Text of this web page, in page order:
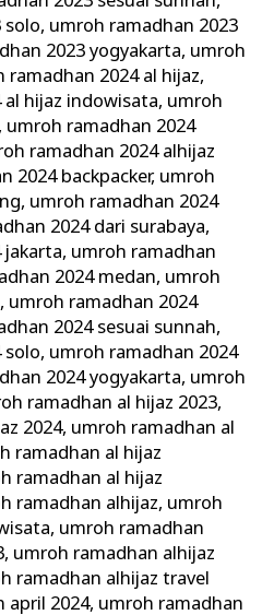
solo, umroh ramadhan 2023
2023 yogyakarta, umroh
ramadhan 2024 al hijaz,
hijaz indowisata, umroh
, umroh ramadhan 2024
ramadhan 2024 alhijaz
2024 backpacker, umroh
, umroh ramadhan 2024
2024 dari surabaya,
jakarta, umroh ramadhan
2024 medan, umroh
, umroh ramadhan 2024
2024 sesuai sunnah,
solo, umroh ramadhan 2024
2024 yogyakarta, umroh
ramadhan al hijaz 2023,
2024, umroh ramadhan al
ramadhan al hijaz
ramadhan al hijaz
ramadhan alhijaz, umroh
, umroh ramadhan
, umroh ramadhan alhijaz
ramadhan alhijaz travel
april 2024, umroh ramadhan